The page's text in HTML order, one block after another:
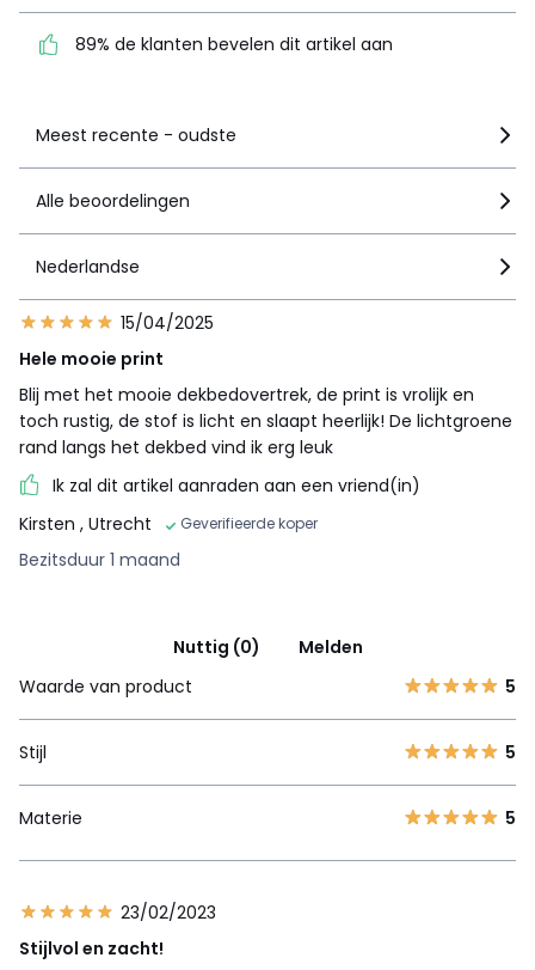
dit artikel aan
89% de klanten bevelen dit artikel aan
Meest recente - oudste
Alle beoordelingen
Nederlandse
15/04/2025
Hele mooie print
Blij met het mooie dekbedovertrek, de print is vrolijk en
toch rustig, de stof is licht en slaapt heerlijk! De lichtgroene
rand langs het dekbed vind ik erg leuk
Ik zal dit artikel aanraden aan een vriend(in)
Kirsten , Utrecht Geverifieerde koper
Bezitsduur 1 maand
Nuttig (0)
Melden
Waarde van product
5
Stijl 5
Materie 5
23/02/2023
Stijlvol en zacht!